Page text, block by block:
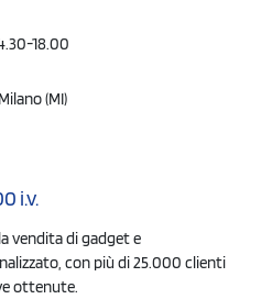
18.00
(MI)
i.v.
vendita di gadget e
con più di 25.000 clienti
ottenute.